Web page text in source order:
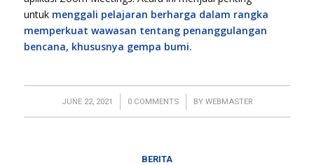
untuk menggali pelajaran berharga dalam rangka
memperkuat wawasan tentang penanggulangan
bencana, khususnya gempa bumi.
JUNE 22, 2021
/ 0 COMMENTS
/ BY WEBMASTER
BERITA